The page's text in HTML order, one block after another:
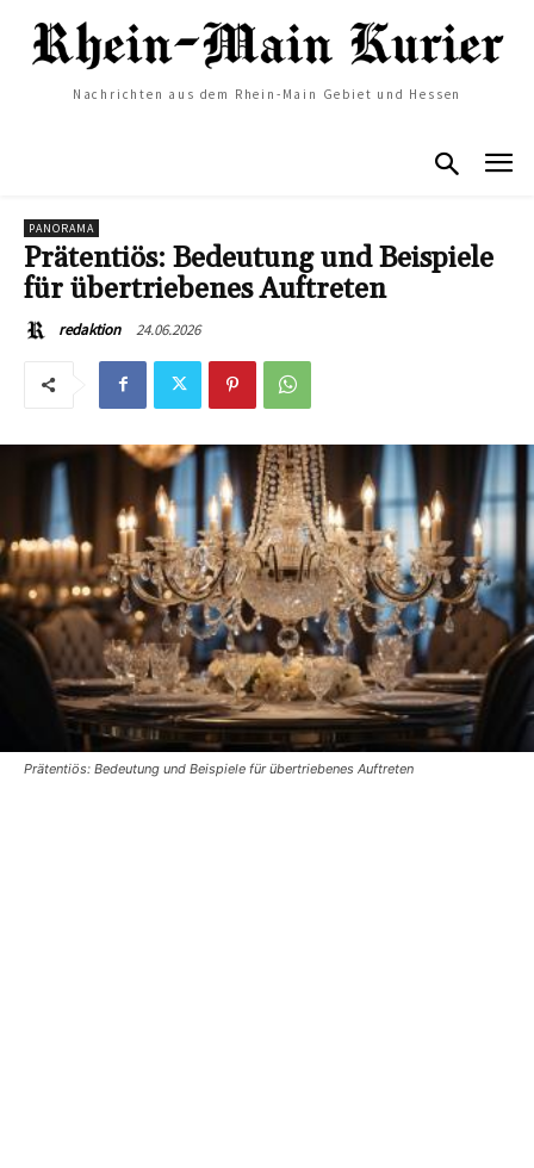
Nachrichten aus dem Rhein-Main Gebiet und Hessen
PANORAMA
Prätentiös: Bedeutung und Beispiele
für übertriebenes Auftreten
redaktion 24.06.2026
Prätentiös: Bedeutung und Beispiele für übertriebenes Auftreten